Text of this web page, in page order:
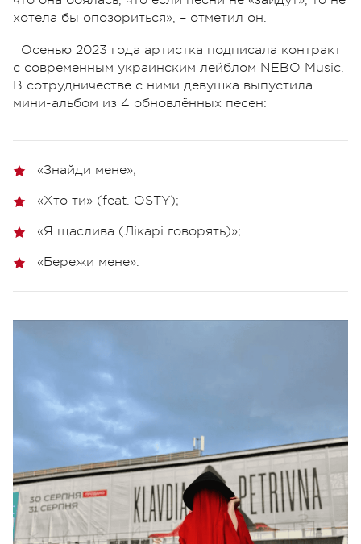
хотела бы опозориться», – отметил он.
Осенью 2023 года артистка подписала контракт
с современным украинским лейблом NEBO Music.
В сотрудничестве с ними девушка выпустила
мини-альбом из 4 обновлённых песен:
«Знайди мене»;
«Хто ти» (feat. OSTY);
«Я щаслива (Лікарі говорять)»;
«Бережи мене».